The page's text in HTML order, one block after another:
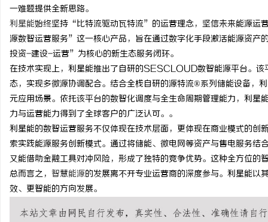
一难题提供全新思路。
利星能始终坚持“比特流驱动瓦特流”的运营理念，坚信未来能源运
源数智运营服务”这一核心产品，旨在通过数字化手段激活能源资
投资-建设-运营”为核心的新生态服务闭环。
在技术实现上，利星能推出了自研的SESCLOUD数智能源平台。
态，实现多微源协调配合。结合全栈自研的源特流®系列储能设备，
元应用场景。依托该平台的数智化调度与全生命周期管理能力，利
力与运营能力得到了全球客户的广泛认可。。
利星能的数智运营服务不仅体现在技术层面，更体现在商业模式的
索实践能源服务创新模式。通过将储能、微电网等资产与售电服务
又能借助金融工具对冲风险，形成了独特的竞争优势。这种全方位
总而言之， 智慧能源的发展离不开专业运营商的深度参与。利星能以
效、更智能的方向发展。